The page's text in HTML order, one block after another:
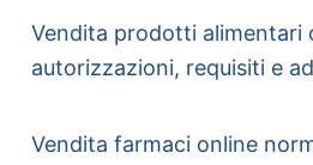
Vendita prodotti alimentari
autorizzazioni, requisiti e
Vendita farmaci online